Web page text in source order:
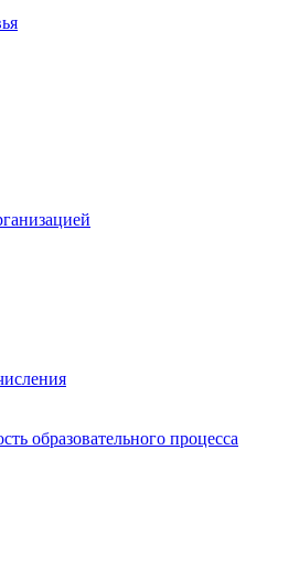
образовательного процесса